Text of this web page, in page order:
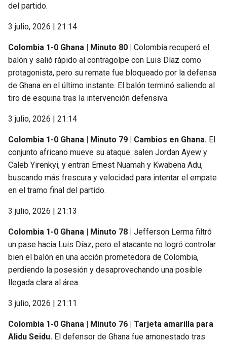
del partido.
3 julio, 2026 | 21:14
Colombia 1-0 Ghana | Minuto 80 | Colombia recuperó el
balón y salió rápido al contragolpe con Luis Díaz como
protagonista, pero su remate fue bloqueado por la defensa
de Ghana en el último instante. El balón terminó saliendo al
tiro de esquina tras la intervención defensiva.
3 julio, 2026 | 21:14
Colombia 1-0 Ghana | Minuto 79 | Cambios en Ghana. El
conjunto africano mueve su ataque: salen Jordan Ayew y
Caleb Yirenkyi, y entran Ernest Nuamah y Kwabena Adu,
buscando más frescura y velocidad para intentar el empate
en el tramo final del partido.
3 julio, 2026 | 21:13
Colombia 1-0 Ghana | Minuto 78 | Jefferson Lerma filtró
un pase hacia Luis Díaz, pero el atacante no logró controlar
bien el balón en una acción prometedora de Colombia,
perdiendo la posesión y desaprovechando una posible
llegada clara al área.
3 julio, 2026 | 21:11
Colombia 1-0 Ghana | Minuto 76 | Tarjeta amarilla para
Alidu Seidu. El defensor de Ghana fue amonestado tras